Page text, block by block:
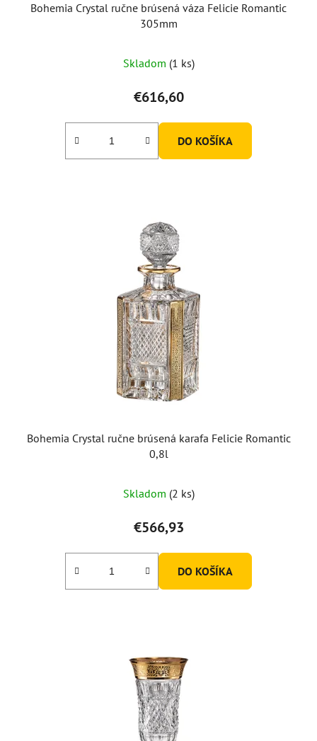
Bohemia Crystal ručne brúsená váza Felicie Romantic
305mm
Skladom (1 ks)
€616,60
DO KOŠÍKA
Bohemia Crystal ručne brúsená karafa Felicie Romantic
0,8l
Skladom (2 ks)
€566,93
DO KOŠÍKA